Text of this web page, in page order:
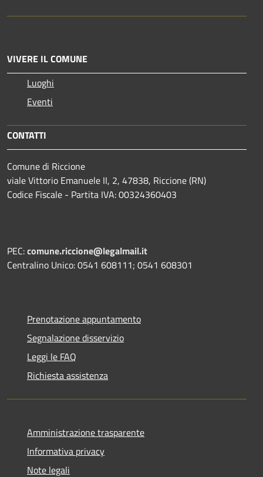
VIVERE IL COMUNE
Luoghi
Eventi
CONTATTI
Comune di Riccione
viale Vittorio Emanuele II, 2, 47838, Riccione (RN)
Codice Fiscale - Partita IVA: 00324360403
PEC:comune.riccione@legalmail.it
Centralino Unico: 0541 608111; 0541 608301
Prenotazione appuntamento
Segnalazione disservizio
Leggi le FAQ
Richiesta assistenza
Amministrazione trasparente
Informativa privacy
Note legali